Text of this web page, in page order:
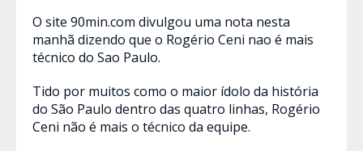
O site 90min.com divulgou uma nota nesta
manhã dizendo que o Rogério Ceni nao é mais
técnico do Sao Paulo.
Tido por muitos como o maior ídolo da história
do São Paulo dentro das quatro linhas, Rogério
Ceni não é mais o técnico da equipe.